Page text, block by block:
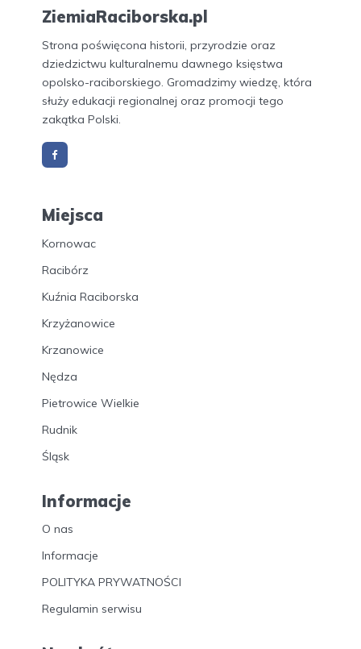
ZiemiaRaciborska.pl
Strona poświęcona historii, przyrodzie oraz
dziedzictwu kulturalnemu dawnego księstwa
opolsko-raciborskiego. Gromadzimy wiedzę, która
służy edukacji regionalnej oraz promocji tego
zakątka Polski.
Miejsca
Kornowac
Racibórz
Kuźnia Raciborska
Krzyżanowice
Krzanowice
Nędza
Pietrowice Wielkie
Rudnik
Śląsk
Informacje
O nas
Informacje
POLITYKA PRYWATNOŚCI
Regulamin serwisu